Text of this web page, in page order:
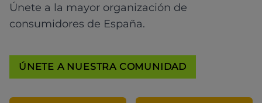
Únete a la mayor organización de
consumidores de España.
ÚNETE A NUESTRA COMUNIDAD